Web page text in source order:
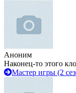
Аноним
Наконец-то этого
Мастер игры (2